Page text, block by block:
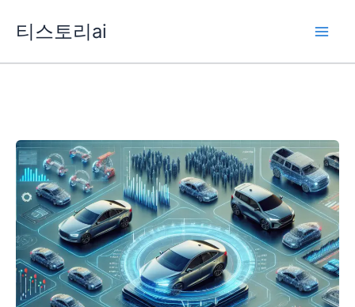
티스토리ai